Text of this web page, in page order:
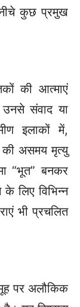
कुछ प्रमुख
की आत्माएं
संवाद या
इलाकों में,
की असमय मृत्यु
“भूत” बनकर
लिए विभिन्न
भी प्रचलित
पर अलौकिक